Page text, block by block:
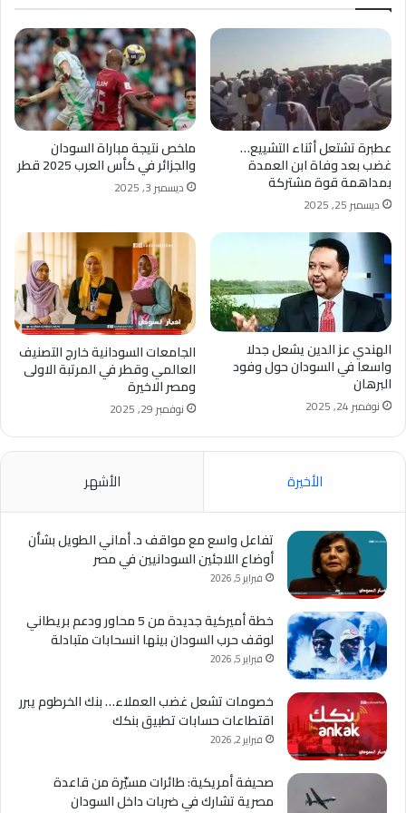
عطبرة تشتعل أثناء التشييع…
غضب بعد وفاة ابن العمدة
بمداهمة قوة مشتركة
ديسمبر 25, 2025
ملخص نتيجة مباراة السودان
والجزائر في كأس العرب 2025 قطر
ديسمبر 3, 2025
الهندي عز الدين يشعل جدلا
واسعا في السودان حول وفود
البرهان
نوفمبر 24, 2025
الجامعات السودانية خارج التصنيف
العالمي وقطر في المرتبة الاولى
ومصر الاخيرة
نوفمبر 29, 2025
الأخيرة الأشهر
تفاعل واسع مع مواقف د. أماني الطويل بشأن
أوضاع اللاجئين السودانيين في مصر
فبراير 5, 2026
خطة أميركية جديدة من 5 محاور ودعم بريطاني
لوقف حرب السودان بينها انسحابات متبادلة
فبراير 5, 2026
خصومات تشعل غضب العملاء… بنك الخرطوم يبرر
اقتطاعات حسابات تطبيق بنكك
فبراير 2, 2026
صحيفة أمريكية: طائرات مسيّرة من قاعدة
مصرية تشارك في ضربات داخل السودان